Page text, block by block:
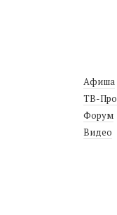
Афиша
ТВ-
Форум
Видео